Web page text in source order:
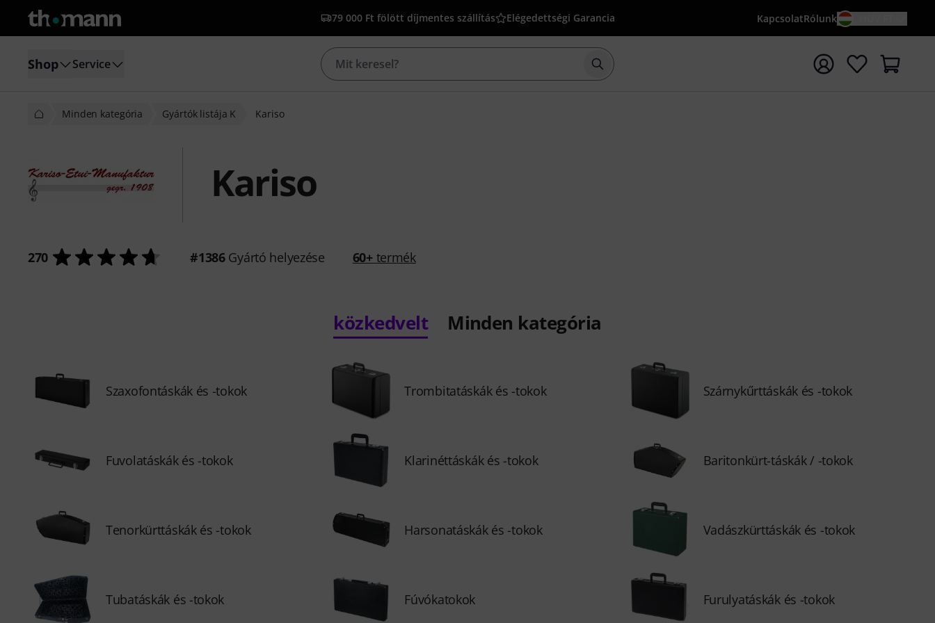
79 000 Ft fölött díjmentes szállítás Elégedettségi Garancia KapcsolatRólunk
Shop Service Keresés indítása {searchTerm} keresőszóval
Minden kategória Gyártók listája K Kariso
Kariso
270 #1386Gyártó helyezése 60+termék
közkedvelt Minden kategória
Szaxofontáskák és -tokok Trombitatáskák és -tokok Szárnykűrttáskák és -tokok
Fuvolatáskák és -tokok Klarinéttáskák és -tokok Baritonkürt-táskák / -tokok
Tenorkürttáskák és -tokok Harsonatáskák és -tokok Vadászkürttáskák és -tokok
Tubatáskák és -tokok Fúvókatokok Furulyatáskák és -tokok